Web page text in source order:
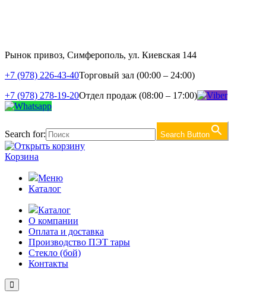
Рынок привоз, Симферополь, ул. Киевская 144
+7 (978) 226-43-40Торговый зал (00:00 – 24:00)
+7 (978) 278-19-20Отдел продаж (08:00 – 17:00)
Search for: Search Button
Корзина
Меню
Каталог
Каталог
О компании
Оплата и доставка
Производство ПЭТ тары
Стекло (бой)
Контакты